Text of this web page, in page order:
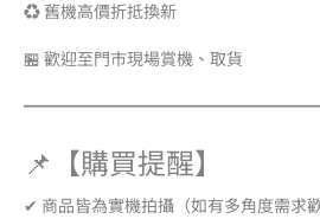
♻️ 舊機高價折抵換新
🏪 歡迎至門市現場賞機、取貨
📌【購買提醒】
✔ 商品皆為實機拍攝（如有多角度需求歡